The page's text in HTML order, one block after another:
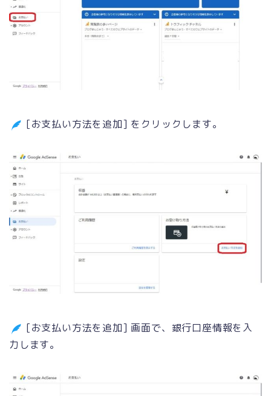
[お支払い方法を追加] をクリックします。
[お支払い方法を追加] 画面で、銀行口座情報を入
力します。